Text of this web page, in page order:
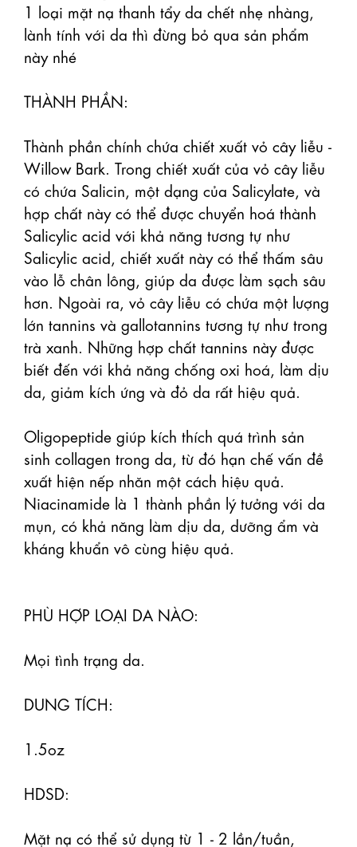
1 loại mặt nạ thanh tẩy da chết nhẹ nhàng,
lành tính với da thì đừng bỏ qua sản phẩm
này nhé
THÀNH PHẦN:
Thành phần chính chứa chiết xuất vỏ cây liễu -
Willow Bark. Trong chiết xuất của vỏ cây liễu
có chứa Salicin, một dạng của Salicylate, và
hợp chất này có thể được chuyển hoá thành
Salicylic acid với khả năng tương tự như
Salicylic acid, chiết xuất này có thể thấm sâu
vào lỗ chân lông, giúp da được làm sạch sâu
hơn. Ngoài ra, vỏ cây liễu có chứa một lượng
lớn tannins và gallotannins tương tự như trong
trà xanh. Những hợp chất tannins này được
biết đến với khả năng chống oxi hoá, làm dịu
da, giảm kích ứng và đỏ da rất hiệu quả.
Oligopeptide giúp kích thích quá trình sản
sinh collagen trong da, từ đó hạn chế vấn đề
xuất hiện nếp nhăn một cách hiệu quả.
Niacinamide là 1 thành phần lý tưởng với da
mụn, có khả năng làm dịu da, dưỡng ẩm và
kháng khuẩn vô cùng hiệu quả.
PHÙ HỢP LOẠI DA NÀO:
Mọi tình trạng da.
DUNG TÍCH:
1.5oz
HDSD:
Mặt nạ có thể sử dụng từ 1 - 2 lần/tuần,